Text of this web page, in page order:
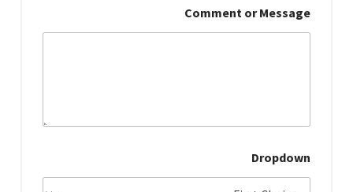
Comment or Message
Dropdown